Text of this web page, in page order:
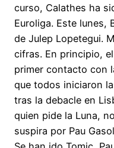
curso, Calathes ha
Euroliga. Este lunes,
de Julep Lopetegui.
cifras. En principio,
primer contacto con
que todos iniciaron
tras la debacle en
quien pide la Luna,
suspira por Pau